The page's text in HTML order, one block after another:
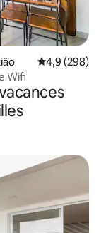
Évaluation
4,9 (298)
Wifi